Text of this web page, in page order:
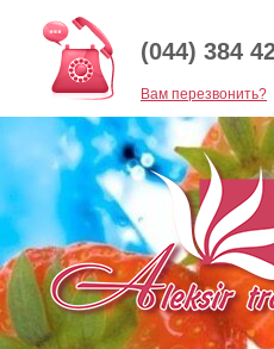
(044) 384
Baм перезвонить?